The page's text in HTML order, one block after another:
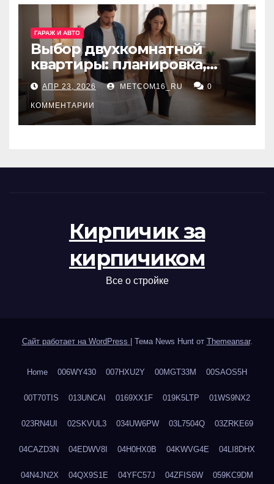
ГАРАЖ И АВТО
Выбор двухкомнатной
квартиры: планировка,
состояние жилья и
проверка документов
АПР 23, 2026 METCOM16_RU 0
КОММЕНТАРИИ
Кирпичик за
кирпичиком
Все о стройке
Сайт работает на WordPress Тема News Hunt от Themeansar.
Home 006WY430 007HXU2Y 00MGT33M 00SAOS5H
00T70TIS 013UNCAI 0169XX1F 019K5LTP 01WS9NX2
023RN4UI 02SKVUL3 034UW6PW 03L7504Q 03ZRKE69
04CAZD3N 04EDWV8I 04H0HX0B 04KWVG4E 04LI8DHX
04N4JN2X 04QX9S1E 04YFC57J 04ZFIS6W 059KC9DM